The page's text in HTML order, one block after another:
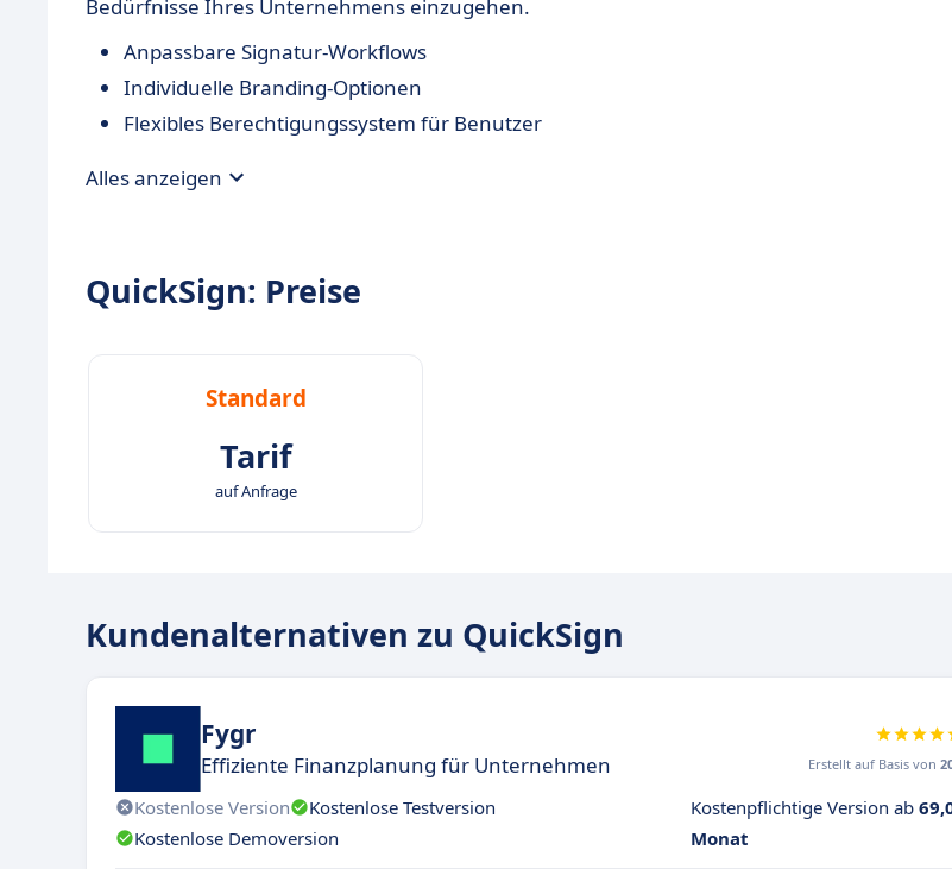
Bedürfnisse Ihres Unternehmens einzugehen.
Anpassbare Signatur-Workflows
Individuelle Branding-Optionen
Flexibles Berechtigungssystem für Benutzer
Alles anzeigen
QuickSign: Preise
Standard
Tarif
auf Anfrage
Kundenalternativen zu QuickSign
Fygr
Effiziente Finanzplanung für Unternehmen Erstellt auf Basis von
Kostenlose Version
Kostenlose Testversion
Kostenlose Demoversion
Kostenpflichtige Version ab
Monat